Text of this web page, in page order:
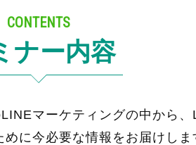
CONTENTS
ナー内容
マーケティングの中から
めに今必要な情報をお届けしま